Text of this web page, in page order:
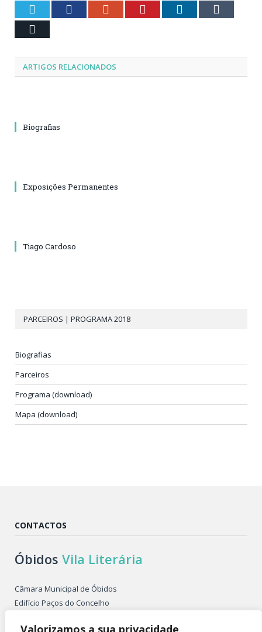
Valorizamos a sua privacidade
Twitter Facebook Google+ Pinterest LinkedIn
ARTIGOS RELACIONADOS
Biografias
Exposições Permanentes
Tiago Cardoso
PARCEIROS | PROGRAMA 2018
Biografias
Parceiros
Programa (download)
Mapa (download)
CONTACTOS
Óbidos Vila Literária
Câmara Municipal de Óbidos
Edifício Paços do Concelho